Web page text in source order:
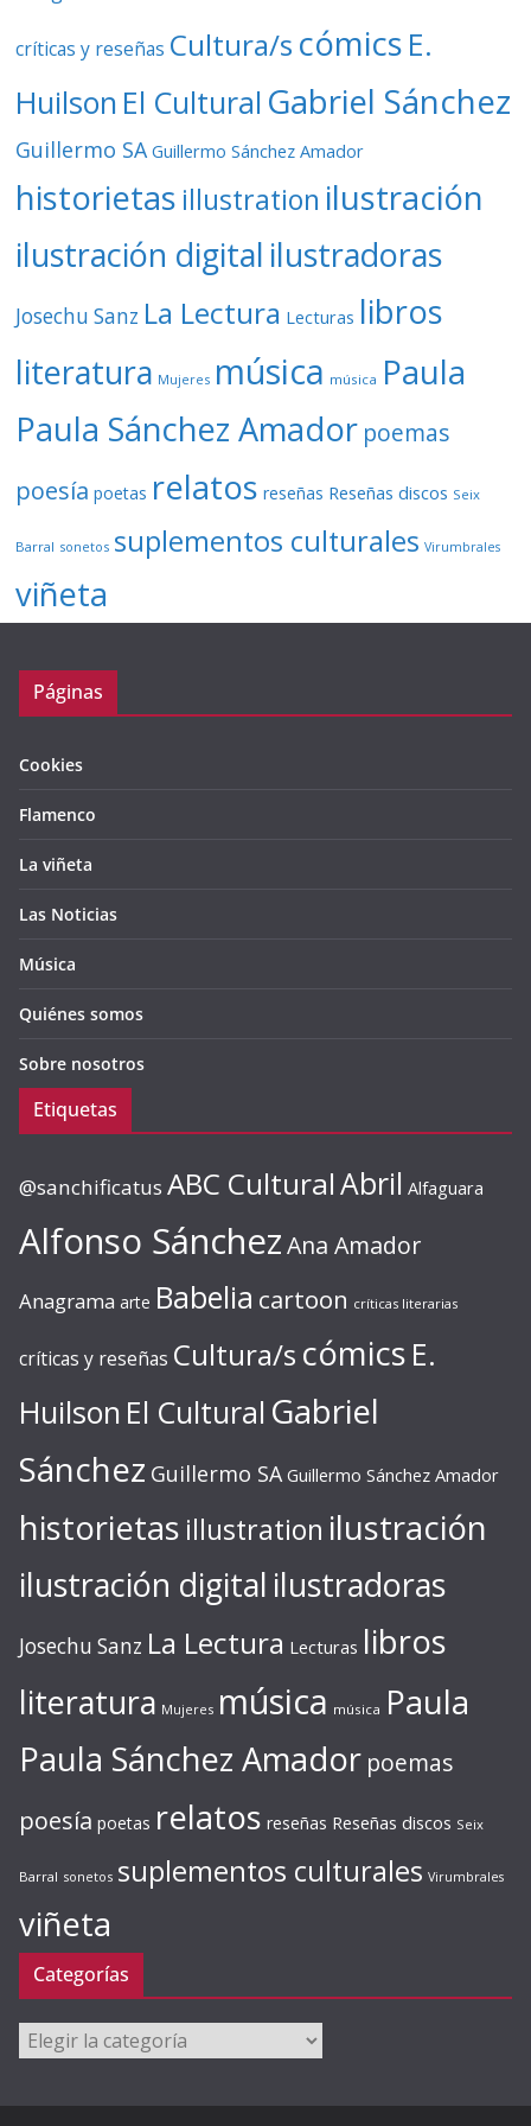
críticas y reseñas Cultura/s cómics E.
Huilson El Cultural Gabriel Sánchez
Guillermo SA Guillermo Sánchez Amador
historietas illustration ilustración
ilustración digital ilustradoras
Josechu Sanz La Lectura Lecturas libros
literatura Mujeres música música Paula
Paula Sánchez Amador poemas
poesía poetas relatos reseñas Reseñas discos Seix
Barral sonetos suplementos culturales Virumbrales
viñeta
Páginas
Cookies
Flamenco
La viñeta
Las Noticias
Música
Quiénes somos
Sobre nosotros
Etiquetas
@sanchificatus ABC CulturalAbril Alfaguara
Alfonso SánchezAna Amador
Anagrama arte Babelia cartoon críticas literarias
críticas y reseñas Cultura/s cómics E.
Huilson El Cultural Gabriel
Sánchez Guillermo SA Guillermo Sánchez Amador
historietas illustration ilustración
ilustración digital ilustradoras
Josechu Sanz La Lectura Lecturas libros
literatura Mujeres música música Paula
Paula Sánchez Amador poemas
poesía poetas relatos reseñas Reseñas discos Seix
Barral sonetos suplementos culturales Virumbrales
viñeta
Categorías
Categorías